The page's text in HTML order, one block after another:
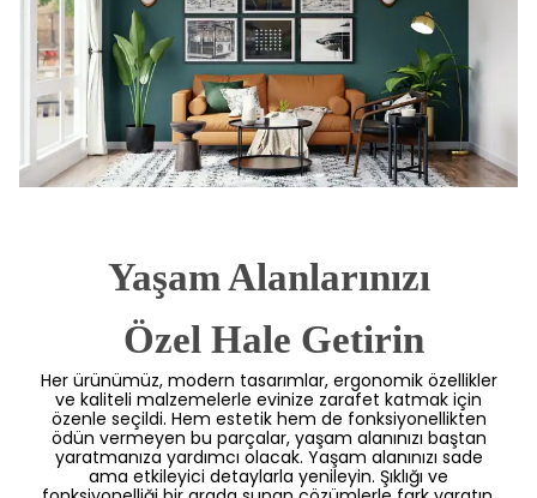
Yaşam Alanlarınızı
Özel Hale Getirin
Her ürünümüz, modern tasarımlar, ergonomik özellikler
ve kaliteli malzemelerle evinize zarafet katmak için
özenle seçildi. Hem estetik hem de fonksiyonellikten
ödün vermeyen bu parçalar, yaşam alanınızı baştan
yaratmanıza yardımcı olacak. Yaşam alanınızı sade
ama etkileyici detaylarla yenileyin. Şıklığı ve